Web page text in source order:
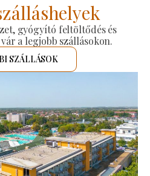
gyógyító feltöltődés és
a legjobb szállásokon.
SZÁLLÁSOK